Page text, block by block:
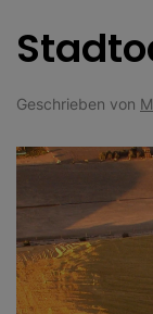
Geschrieben von